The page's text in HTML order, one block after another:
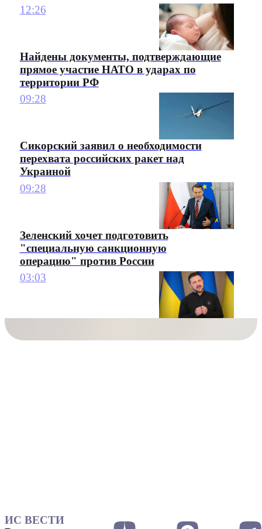
12:26
Найдены документы, подтверждающие
прямое участие НАТО в ударах по
территории РФ
09:28
Сикорский заявил о необходимости
перехвата российских ракет над
Украиной
09:28
Зеленский хочет подготовить
"специальную санкционную
операцию" против России
03:03
ИС ВЕСТИ